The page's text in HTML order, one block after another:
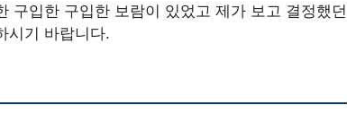
구입한 구입한 보람이 있었고 제가 보고 결정했던
시기 바랍니다.